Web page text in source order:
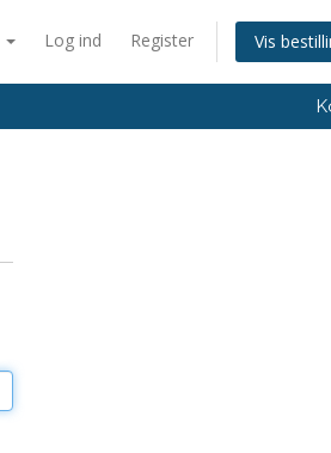
Log ind Register Vis